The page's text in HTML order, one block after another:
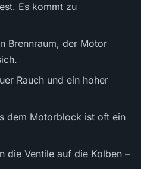
Es kommt zu
Brennraum, der Motor
Rauch und ein hoher
dem Motorblock ist oft ein
die Ventile auf die Kolben –